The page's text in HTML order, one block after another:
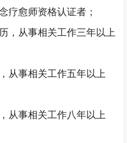
疗愈师资格认证者；
，从事相关工作三年以上
从事相关工作五年以上
从事相关工作八年以上